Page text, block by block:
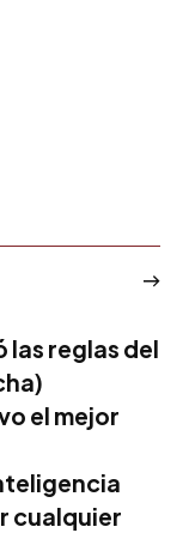
las reglas del
el mejor
cualquier